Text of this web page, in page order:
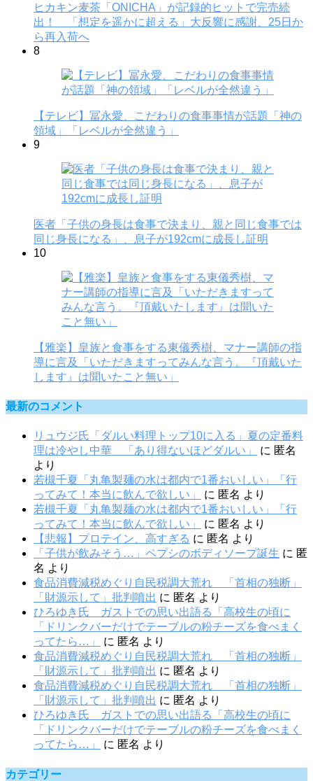
ヒカキン麦茶「ONICHA」が記録的ヒットで完売続
出！ 「想定を遥かに超える」大反響に感謝、25日か
ら再入荷へ
8
【テレビ】冨永愛、こだわりの食事事情が話題「神の
領域」「レベルが全然違う」
9
医者「子供の身長は食事で決まり、親と同じ食事では
同じ身長になる」、息子が192cmに成長し証明
10
【雅楽】皇族と食事をする東儀秀樹、マナー講師の指
導に言及「いただきますってみんな言う。『頂戴いた
します』は聞いたこと無い」
最新のコメント
リュウジ氏「ダルい料理トップ10に入る」夏の定番料
理は冷やし中華 「あり得ないほどダルい」
に 匿名
より
若槻千夏「丸亀製麺の水は都内で1番おいしい」「行
ってみて！本当に飲んで欲しい」
に 匿名 より
若槻千夏「丸亀製麺の水は都内で1番おいしい」「行
ってみて！本当に飲んで欲しい」
に 匿名 より
【悲報】プロテイン、高すぎる に 匿名 より
「子供が飲みそう…」ペプシのボディソープ誕生 に 匿
名 より
食品消費減税めぐり自民税調大荒れ 「首相の独断」
「財源示して」批判噴出 に 匿名 より
ひろゆき氏 ガストでの思い出語る「高校生の頃に
「ドリンクバーだけでテーブルの粉チーズを食べまく
ってたら…」
に 匿名 より
食品消費減税めぐり自民税調大荒れ 「首相の独断」
「財源示して」批判噴出 に 匿名 より
食品消費減税めぐり自民税調大荒れ 「首相の独断」
「財源示して」批判噴出 に 匿名 より
ひろゆき氏 ガストでの思い出語る「高校生の頃に
「ドリンクバーだけでテーブルの粉チーズを食べまく
ってたら…」
に 匿名 より
カテゴリー